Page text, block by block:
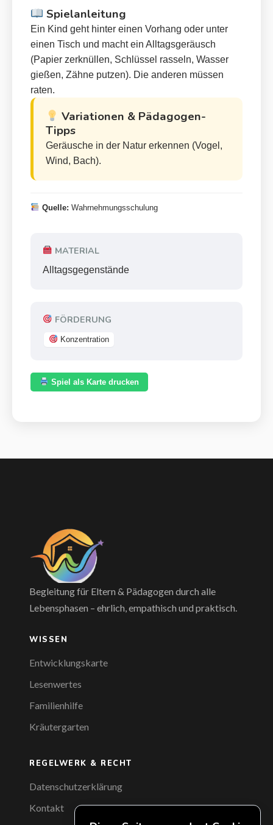
Spielanleitung
Ein Kind geht hinter einen Vorhang oder unter
einen Tisch und macht ein Alltagsgeräusch
(Papier zerknüllen, Schlüssel rasseln, Wasser
gießen, Zähne putzen). Die anderen müssen
raten.
Variationen & Pädagogen-
Tipps
Geräusche in der Natur erkennen (Vogel,
Wind, Bach).
Quelle: Wahrnehmungsschulung
MATERIAL
Alltagsgegenstände
FÖRDERUNG
Konzentration
Spiel als Karte drucken
Begleitung für Eltern & Pädagogen durch alle
Lebensphasen – ehrlich, empathisch und praktisch.
WISSEN
Entwicklungskarte
Lesenwertes
Familienhilfe
Kräutergarten
REGELWERK & RECHT
Datenschutzerklärung
Kontakt